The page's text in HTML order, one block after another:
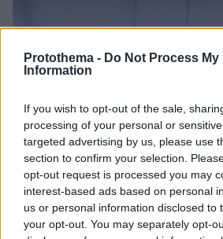
Protothema - Do Not Process My
Information
If you wish to opt-out of the sale,
processing of your personal or
targeted advertising by us, please use
section to confirm your selection.
opt-out request is processed you may
interest-based ads based on personal
us or personal information disclosed to
your opt-out. You may separately opt-